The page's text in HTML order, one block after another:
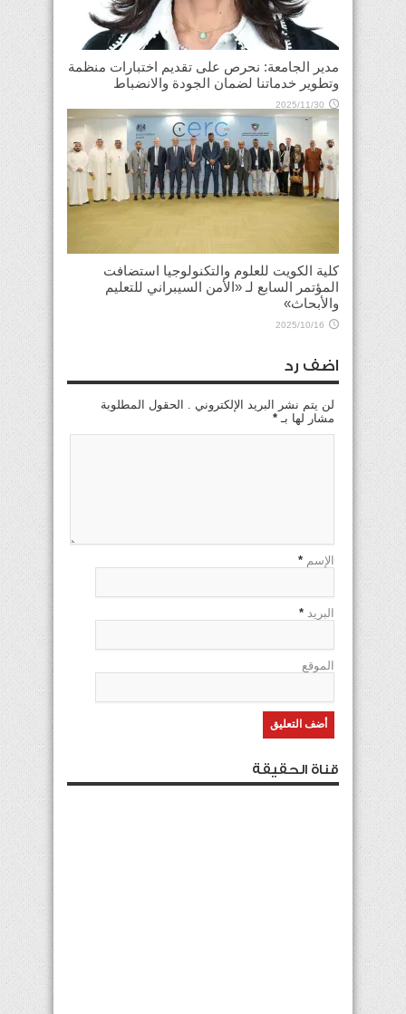
مدير الجامعة: نحرص على تقديم اختبارات منظمة
وتطوير خدماتنا لضمان الجودة والانضباط
2025/11/30
كلية الكويت للعلوم والتكنولوجيا استضافت
المؤتمر السابع لـ «الأمن السيبراني للتعليم
والأبحاث»
2025/10/16
اضف رد
لن يتم نشر البريد الإلكتروني . الحقول المطلوبة
مشار لها بـ *
الإسم *
البريد *
الموقع
قناة الحقيقة